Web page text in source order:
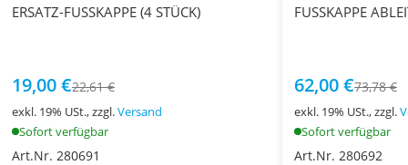
ERSATZ-FUSSKAPPE (4 STÜCK)
19,00 €22,61 €
exkl. 19% USt., zzgl.Versand
Sofort verfügbar
Art.Nr. 280691
FUSSKAPPE
62,00 €73,78 €
exkl. 19% USt., zzgl.
Sofort verfügbar
Art.Nr. 280692